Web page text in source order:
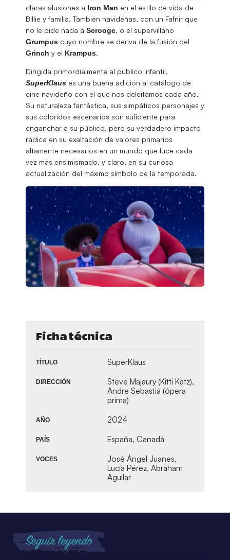
claras alusiones a Iron Man en el estilo de vida de
Billie y familia. También navideñas, con un Fafnir que
no le pide nada a Scrooge, o el supervillano
Grumpus cuyo nombre se deriva de la fusión del
Grinch y el Krampus.
Dirigida primordialmente al público infantil,
SuperKlaus es una buena adición al catálogo de
cine navideño con el que nos deleitamos cada año.
Su naturaleza fantástica, sus simpáticos personajes y
sus coloridos escenarios son suficiente para
enganchar a su público, pero su verdadero impacto
radica en su exaltación de valores primarios
altamente necesarios en un mundo que luce cada
vez más ensimismado, y claro, en su curiosa
actualización del máximo símbolo de la temporada.
Ficha técnica
TÍTULO SuperKlaus
DIRECCIÓN
Steve Majaury (Kitti Katz),
Andre Sebastiá (ópera
prima)
AÑO 2024
PAÍS España, Canadá
VOCES
José Ángel Juanes,
Lucía Pérez, Abraham
Aguilar
Seguir leyendo